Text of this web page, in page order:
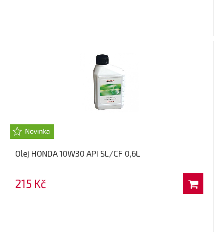
Olej HONDA 10W30 API SL/CF 0,6L
215 Kč